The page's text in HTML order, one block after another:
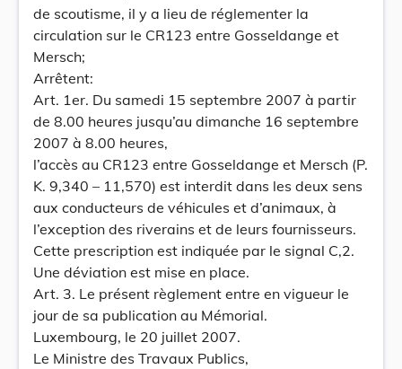
de scoutisme, il y a lieu de réglementer la
circulation sur le CR123 entre Gosseldange et
Mersch;
Arrêtent:
Art. 1er. Du samedi 15 septembre 2007 à partir
de 8.00 heures jusqu’au dimanche 16 septembre
2007 à 8.00 heures,
l’accès au CR123 entre Gosseldange et Mersch (P.
K. 9,340 – 11,570) est interdit dans les deux sens
aux conducteurs de véhicules et d’animaux, à
l’exception des riverains et de leurs fournisseurs.
Cette prescription est indiquée par le signal C,2.
Une déviation est mise en place.
Art. 3. Le présent règlement entre en vigueur le
jour de sa publication au Mémorial.
Luxembourg, le 20 juillet 2007.
Le Ministre des Travaux Publics,